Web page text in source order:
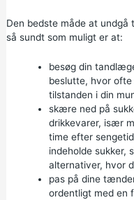
Den bedste måde at
så sundt som muligt er at:
besøg din
beslutte, hvor
tilstanden i din
skære ned på
drikkevarer, især
time efter
indeholde sukker,
alternativer, hvor
pas på dine
ordentligt med en